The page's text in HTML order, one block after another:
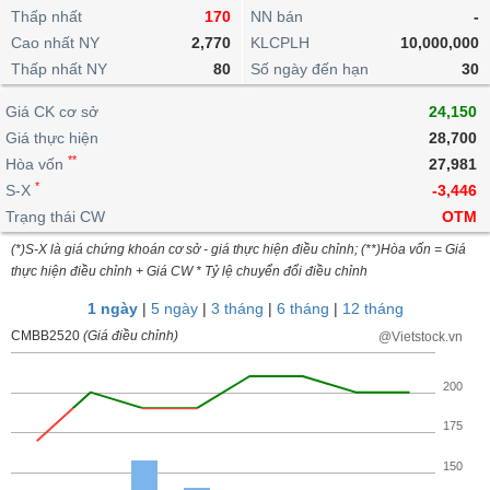
lỗ
Giao
dịch
bộ
Niên
giám
Tài
liệu
Định
giá
ngoài
Top
cổ
phiếu
ngành
giao
dịch
quyền
Tổng
quan
Thống
kê
giao
dịch
Định
Thống
kê
giao
Tin
Phân
tích
kỹ
thuật
Bảng
giá
trực
tuyến
Bộ
lọc
cổ
So
sánh
phiếu
Báo
Vĩ
mô
lai
Chứng
quyền
Trái
doanh
nghiệp
IR
Awards
Đào
tạo
Dịch
vụ
Thấp nhất
170
Cao nhất NY
2,770
Thấp nhất NY
80
NN bán
-
KLCPLH
10,000,000
Số ngày đến hạn
30
Giá CK cơ sở
24,150
Giá thực hiện
28,700
Hòa vốn **
27,981
S-X *
-3,446
Trạng thái CW
OTM
(*)S-X là giá chứng khoán cơ sở - giá thực hiện điều chỉnh; (**)Hòa vốn = Giá
thực hiện điều chỉnh + Giá CW * Tỷ lệ chuyển đổi điều chỉnh
1 ngày| 5 ngày| 3 tháng | 6 tháng | 12 tháng
CMBB2520 (Giá điều chỉnh) @Vietstock.vn
150
175
200
BẤT
ĐỘNG
SẢN
TÀI
CHÍNH
HÀNG